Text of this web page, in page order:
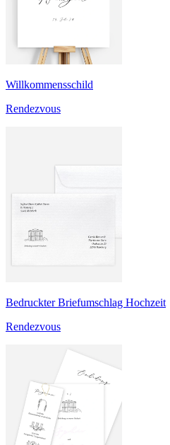
Willkommensschild
Rendezvous
Bedruckter Briefumschlag Hochzeit
Rendezvous